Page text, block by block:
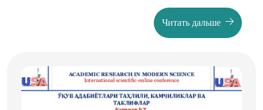
забавного и добродушного смеха. Автор, смеясь над
кем-то, может посмеяться и над собой.
Читать дальше